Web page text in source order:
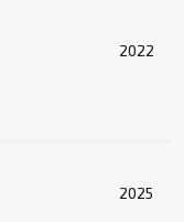
2022
2025